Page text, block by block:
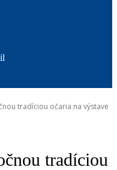
tradíciou očaria na výstave
tradíciou